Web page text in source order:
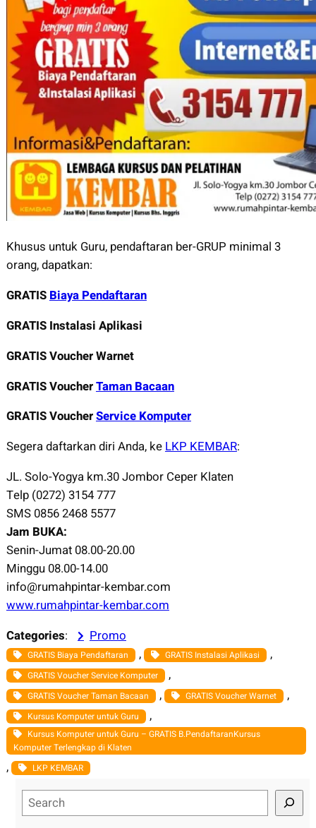
Khusus untuk Guru, pendaftaran ber-GRUP minimal 3
orang, dapatkan:
GRATISBiaya Pendaftaran
GRATIS Instalasi Aplikasi
GRATIS Voucher Warnet
GRATIS VoucherTaman Bacaan
GRATIS VoucherService Komputer
Segera daftarkan diri Anda, keLKP KEMBAR:
JL. Solo-Yogya km.30 Jombor Ceper Klaten
Telp (0272) 3154 777
SMS 0856 2468 5577
Jam BUKA:
Senin-Jumat 08.00-20.00
Minggu 08.00-14.00
info@rumahpintar-kembar.com
www.rumahpintar-kembar.com
Categories: Promo
GRATIS Biaya Pendaftaran , GRATIS Instalasi Aplikasi ,
GRATIS Voucher Service Komputer ,
GRATIS Voucher Taman Bacaan , GRATIS Voucher Warnet ,
Kursus Komputer untuk Guru ,
Kursus Komputer untuk Guru – GRATIS B.PendaftaranKursus
Komputer Terlengkap di Klaten
, LKP KEMBAR
e